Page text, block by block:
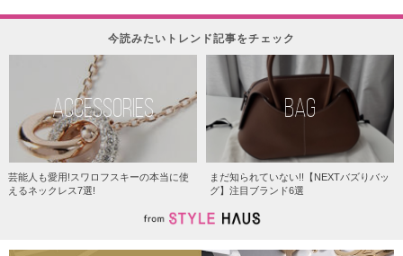
今読みたいトレンド記事をチェック
ACCESSORIES
芸能人も愛用!スワロフスキーの本当に使
えるネックレス7選!
BAG
まだ知られていない!!【NEXTバズりバッ
グ】注目ブランド6選